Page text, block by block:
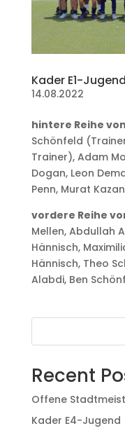
Kader E1-Jugend
14.08.2022
hintere Reihe
Schönfeld
Trainer), Adam
Dogan, Leon
Penn, Murat
vordere Reihe
Mellen, Abdullah
Hännisch,
Hännisch, Theo
Alabdi, Ben
Recent
Offene
Kader E4-Jugend